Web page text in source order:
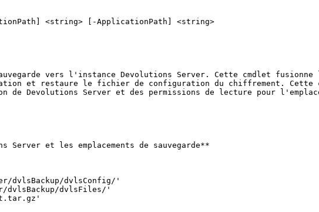
<string> [-ApplicationPath] <string>
vers l'instance Devolutions Server. Cette cmdlet
et restaure le fichier de configuration du chiffrement. Cette
Devolutions Server et des permissions de lecture pour
et les emplacements de sauvegarde**
dvlsBackup/dvlsConfig/'
dvlsBackup/dvlsFiles/'